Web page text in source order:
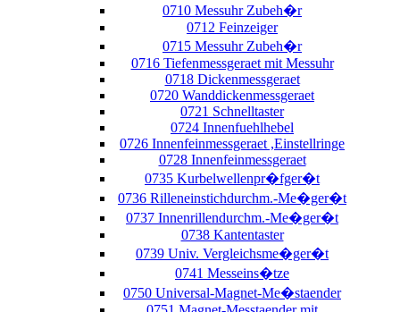
0710 Messuhr Zubeh�r
0712 Feinzeiger
0715 Messuhr Zubeh�r
0716 Tiefenmessgeraet mit Messuhr
0718 Dickenmessgeraet
0720 Wanddickenmessgeraet
0721 Schnelltaster
0724 Innenfuehlhebel
0726 Innenfeinmessgeraet ,Einstellringe
0728 Innenfeinmessgeraet
0735 Kurbelwellenpr�fger�t
0736 Rilleneinstichdurchm.-Me�ger�t
0737 Innenrillendurchm.-Me�ger�t
0738 Kantentaster
0739 Univ. Vergleichsme�ger�t
0741 Messeins�tze
0750 Universal-Magnet-Me�staender